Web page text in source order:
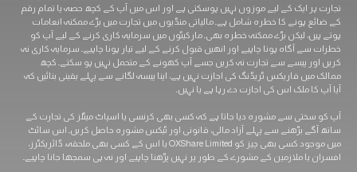
ایک کے لیے موزوں نہیں ہوسکتی ہے اور اس میں آپ کے کچھ حصہ یا تمام رقم
کا خطرہ شامل ہے۔ مالیاتی منڈیوں میں تجارت میں بڑے ممکنہ انعامات
لیکن بڑے ممکنہ خطرہ بھی۔ مارکیٹوں میں سرمایہ کاری کرنے کے لیے آپ کو
ہونا چاہیے اور انھیں قبول کرنے کے لیے تیار ہونا چاہیے۔ سرمایہ کاری نہ
پیسے سے تجارت نہ کریں جسے آپ کھونے کے متحمل نہیں ہو سکتے۔ کچھ
فاریکس ٹریڈنگ کی اجازت نہیں ہے، اپنا پیسہ لگانے سے پہلے یقینی بنائیں کہ
ملک اس کی اجازت دے رہا ہے یا نہیں۔
سے مشورہ دیا جاتا ہے کہ کسی بھی کرنسی یا اسپاٹ میٹلز کی تجارت کے
بڑھنے سے پہلے آزاد مالی، قانونی اور ٹیکس مشورہ حاصل کریں۔ اس سائٹ
میں موجود کسی بھی چیز کو OXShare Limited یا اس کے کسی بھی ملحقہ، ڈائریکٹرز،
ملازمین کے مشورے کے طور پر نہیں پڑھنا چاہیے اور نہ ہی سمجھا جانا چاہیے۔